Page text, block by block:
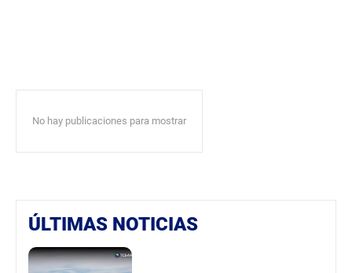
No hay publicaciones para mostrar
ÚLTIMAS NOTICIAS